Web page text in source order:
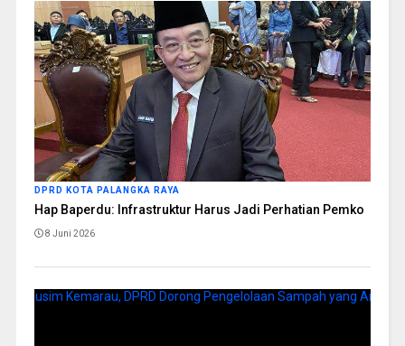
DPRD KOTA PALANGKA RAYA
Hap Baperdu: Infrastruktur Harus Jadi Perhatian Pemko
8 Juni 2026